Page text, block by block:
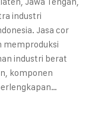
industri
Jasa cor
memproduksi
industri berat
komponen